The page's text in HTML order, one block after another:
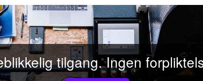
tilgang. Ingen